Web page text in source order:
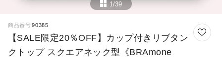
1/39
商品番号 90385
【SALE限定20％OFF】カップ付きリブタン
クトップ スクエアネック型《BRAmone